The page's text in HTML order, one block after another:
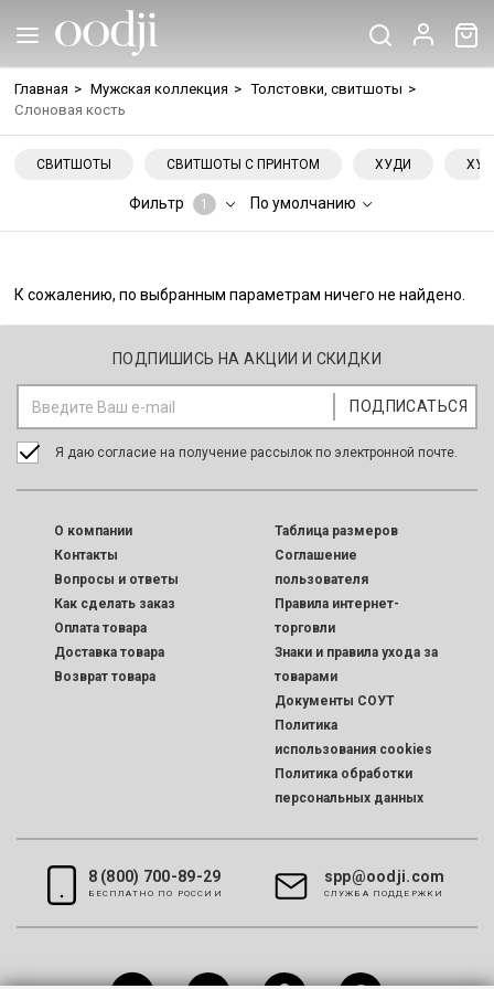
Главная > Мужская коллекция > Толстовки, свитшоты >
Слоновая кость
СВИТШОТЫ СВИТШОТЫ С ПРИНТОМ ХУДИ
Фильтр 1 По умолчанию
К сожалению, по выбранным параметрам ничего не найдено.
ПОДПИШИСЬ НА АКЦИИ И СКИДКИ
Я даю согласие на получение рассылок по электронной почте.
O компании
Контакты
Вопросы и ответы
Как сделать заказ
Оплата товара
Доставка товара
Возврат товара
Таблица размеров
Соглашение
пользователя
Правила интернет-
торговли
Знаки и правила ухода за
товарами
Документы СОУТ
Политика
использования cookies
Политика обработки
персональных данных
8 (800) 700-89-29
БЕСПЛАТНО ПО РОССИИ
spp@oodji.com
CЛУЖБА ПОДДЕРЖКИ